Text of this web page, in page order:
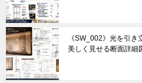
《SW_002》光を引
美しく見せる断面詳細